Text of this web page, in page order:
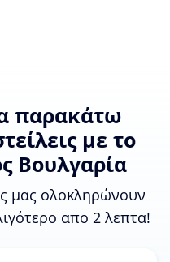
παρακάτω
με το
Βουλγαρία
μας ολοκληρώνουν
απο 2 λεπτα!